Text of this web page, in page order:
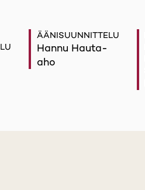
ÄÄNISUUNNITTELU
Hannu Hauta-
aho